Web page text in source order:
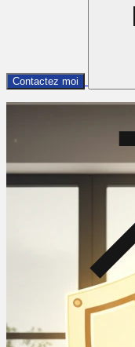
Contactez moi